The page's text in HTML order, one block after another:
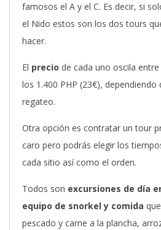
famosos el A y el C. Es decir, si
el Nido estos son los dos tours
hacer.
El precio de cada uno oscila
los 1.400 PHP (23€),
regateo.
Otra opción es contratar un tour
caro pero podrás elegir los
cada sitio así como el orden.
Todos son excursiones de día
equipo de snorkel y comida
pescado y carne a la plancha,